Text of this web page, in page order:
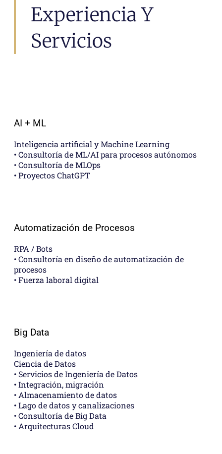
Experiencia Y
Servicios
AI + ML
Inteligencia artificial y Machine Learning
• Consultoría de ML/AI para procesos autónomos
• Consultoría de MLOps
• Proyectos ChatGPT
Automatización de Procesos
RPA / Bots
• Consultoría en diseño de automatización de
procesos
• Fuerza laboral digital
Big Data
Ingeniería de datos
Ciencia de Datos
• Servicios de Ingeniería de Datos
• Integración, migración
• Almacenamiento de datos
• Lago de datos y canalizaciones
• Consultoría de Big Data
• Arquitecturas Cloud